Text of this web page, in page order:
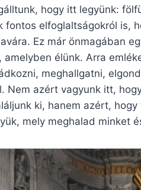
hogy itt legyünk:
elfoglaltságokról is,
Ez már önmagában
élünk. Arra
meghallgatni,
Nem azért vagyunk itt,
ki, hanem azért,
mely meghalad minket